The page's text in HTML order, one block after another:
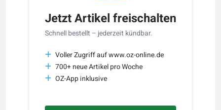
Jetzt Artikel freischalten
Schnell bestellt – jederzeit kündbar.
Voller Zugriff auf www.oz-online.de
700+ neue Artikel pro Woche
OZ-App inklusive